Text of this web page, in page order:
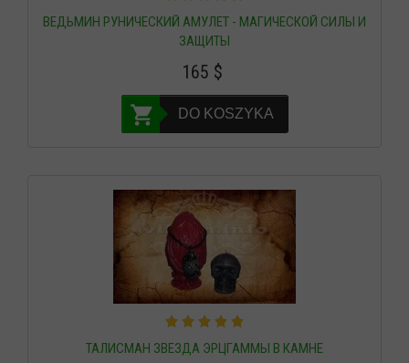
ВЕДЬМИН РУНИЧЕСКИЙ АМУЛЕТ - МАГИЧЕСКОЙ СИЛЫ И
ЗАЩИТЫ
165 $
DO KOSZYKA
ТАЛИСМАН ЗВЕЗДА ЭРЦГАММЫ В КАМНЕ